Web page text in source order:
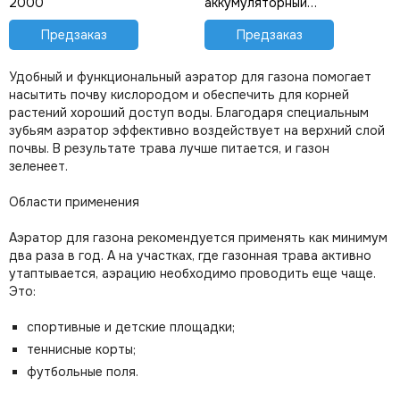
Предзаказ
GREENWORKS GD40SC38IIK4
2517607UB
Предзаказ
Удобный и функциональный аэратор для газона помогает
насытить почву кислородом и обеспечить для корней
растений хороший доступ воды. Благодаря специальным
зубьям аэратор эффективно воздействует на верхний слой
почвы. В результате трава лучше питается, и газон
зеленеет.
Области применения
Аэратор для газона рекомендуется применять как минимум
два раза в год. А на участках, где газонная трава активно
утаптывается, аэрацию необходимо проводить еще чаще.
Это:
спортивные и детские площадки;
теннисные корты;
футбольные поля.